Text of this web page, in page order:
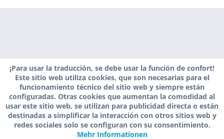
¡Para usar la traducción, se debe usar la función de confort!
Este sitio web utiliza cookies, que son necesarias para el
funcionamiento técnico del sitio web y siempre están
configuradas. Otras cookies que aumentan la comodidad al
usar este sitio web, se utilizan para publicidad directa o están
destinadas a simplificar la interacción con otros sitios web y
redes sociales solo se configuran con su consentimiento.
Mehr Informationen